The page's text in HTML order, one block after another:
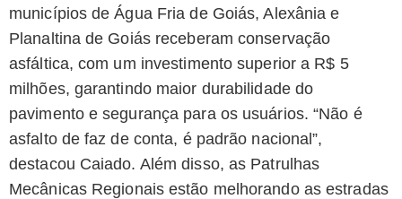
municípios de Água Fria de Goiás, Alexânia e
Planaltina de Goiás receberam conservação
asfáltica, com um investimento superior a R$ 5
milhões, garantindo maior durabilidade do
pavimento e segurança para os usuários. “Não é
asfalto de faz de conta, é padrão nacional”,
destacou Caiado. Além disso, as Patrulhas
Mecânicas Regionais estão melhorando as estradas